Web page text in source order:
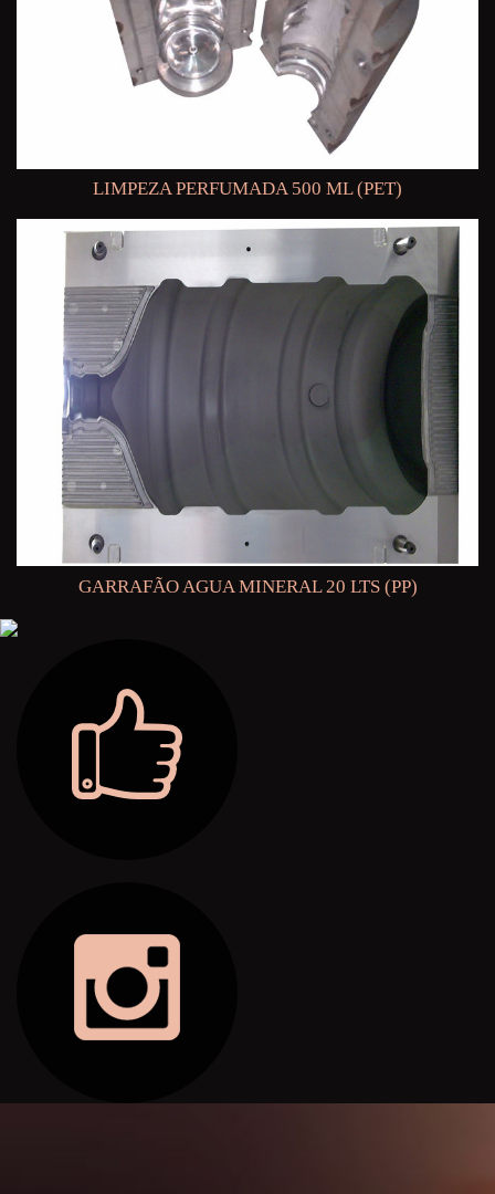
LIMPEZA PERFUMADA 500 ML (PET)
GARRAFÃO AGUA MINERAL 20 LTS (PP)